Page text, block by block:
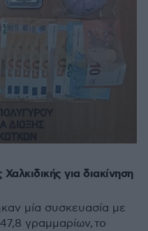
για διακίνηση
μία συσκευασία με
γραμμαρίων, το